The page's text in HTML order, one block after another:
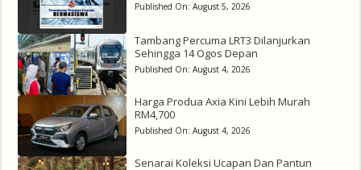
Published On: August 5, 2026
Tambang Percuma LRT3 Dilanjurkan
Sehingga 14 Ogos Depan
Published On: August 4, 2026
Harga Produa Axia Kini Lebih Murah
RM4,700
Published On: August 4, 2026
Senarai Koleksi Ucapan Dan Pantun